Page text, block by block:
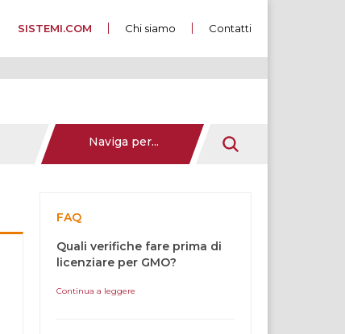
SISTEMI.COM Chi siamo Contatti
Naviga per...
FAQ
Quali verifiche fare prima di
licenziare per GMO?
Continua a leggere